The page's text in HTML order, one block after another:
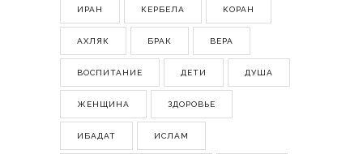
ИРАН КЕРБЕЛА КОРАН
АХЛЯК БРАК ВЕРА
ВОСПИТАНИЕ ДЕТИ ДУША
ЖЕНЩИНА ЗДОРОВЬЕ
ИБАДАТ ИСЛАМ